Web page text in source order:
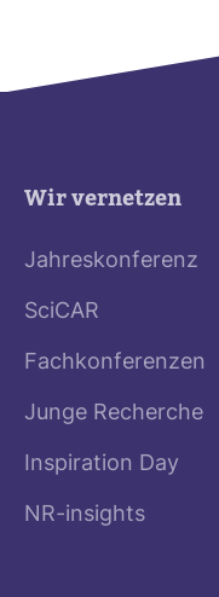
Wir vernetzen
Jahreskonferenz
SciCAR
Fachkonferenzen
Junge Recherche
Inspiration Day
NR-insights